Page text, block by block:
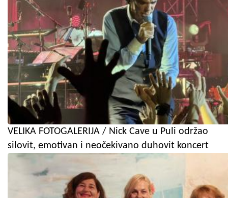
VELIKA FOTOGALERIJA / Nick Cave u Puli održao
silovit, emotivan i neočekivano duhovit koncert